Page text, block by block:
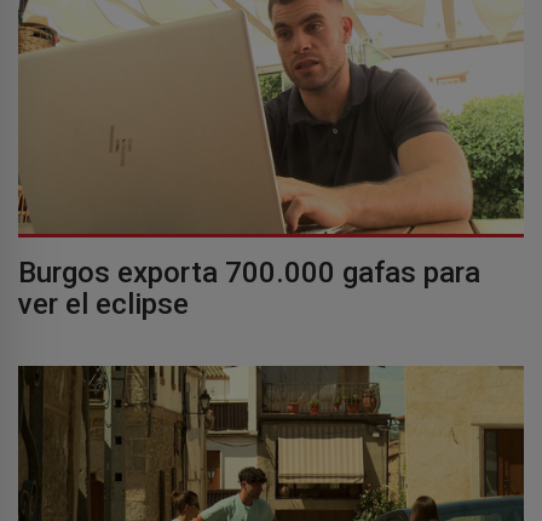
Burgos exporta 700.000 gafas para
ver el eclipse